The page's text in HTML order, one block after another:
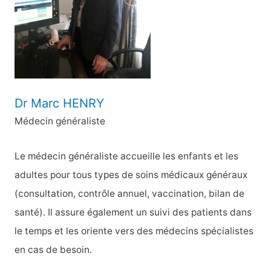
e
r
Dr Marc HENRY
Médecin généraliste
Le médecin généraliste accueille les enfants et les
adultes pour tous types de soins médicaux généraux
(consultation, contrôle annuel, vaccination, bilan de
santé). Il assure également un suivi des patients dans
le temps et les oriente vers des médecins spécialistes
en cas de besoin.